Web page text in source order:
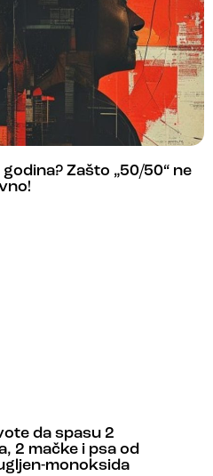
Zašto „50/50“ ne
da spasu 2
2 mačke i psa od
monoksida